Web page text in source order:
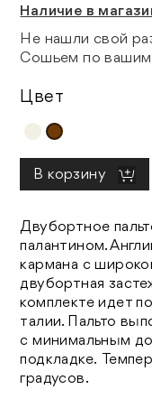
Наличие в
Не нашли свой
Сошьем по вашим
Цвет
В корзину
Двубортное
палантином.
кармана с
двубортная
комплекте идет
талии. Пальто
с минимальным
подкладке.
градусов.